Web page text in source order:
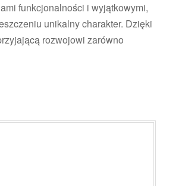
funkcjonalności i wyjątkowymi,
unikalny charakter. Dzięki
rozwojowi zarówno